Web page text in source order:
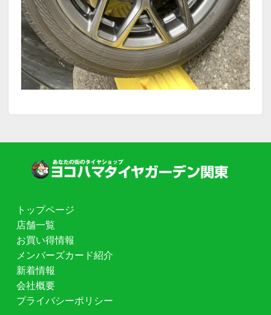
トップページ
店舗一覧
お買い得情報
メンバーズカード紹介
新着情報
会社概要
プライバシーポリシー